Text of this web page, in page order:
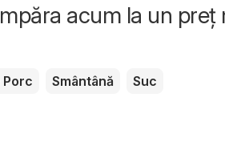
acum la un preț
Porc Smântână
Suc